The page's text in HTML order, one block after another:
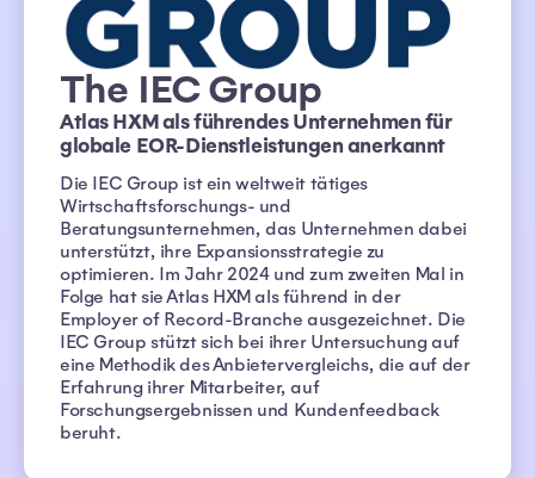
The IEC Group
Atlas HXM als führendes Unternehmen für
globale EOR-Dienstleistungen anerkannt
Die IEC Group ist ein weltweit tätiges
Wirtschaftsforschungs- und
Beratungsunternehmen, das Unternehmen dabei
unterstützt, ihre Expansionsstrategie zu
optimieren. Im Jahr 2024 und zum zweiten Mal in
Folge hat sie Atlas HXM als führend in der
Employer of Record-Branche ausgezeichnet. Die
IEC Group stützt sich bei ihrer Untersuchung auf
eine Methodik des Anbietervergleichs, die auf der
Erfahrung ihrer Mitarbeiter, auf
Forschungsergebnissen und Kundenfeedback
beruht.